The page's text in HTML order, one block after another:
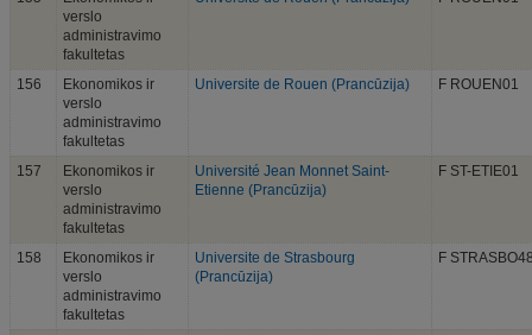
verslo
administravimo
fakultetas
156
Ekonomikos ir
verslo
administravimo
fakultetas
Universite de Rouen (Prancūzija) F ROUEN01
157
Ekonomikos ir
verslo
administravimo
fakultetas
Université Jean Monnet Saint-
Etienne (Prancūzija)
F ST-ETIE01
158
Ekonomikos ir
verslo
administravimo
fakultetas
Universite de Strasbourg
(Prancūzija)
F